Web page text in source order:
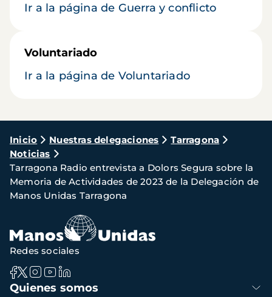
Ir a la página de Guerra y conflicto
Voluntariado
Ir a la página de Voluntariado
Ruta
de
navegación
Inicio Nuestras delegaciones
Tarragona
Noticias
Tarragona Radio entrevista a Dolors Segura sobre la
Memoria de Actividades de 2023 de la Delegación de
Manos Unidas Tarragona
Navegación
Quienes somos
Redes sociales